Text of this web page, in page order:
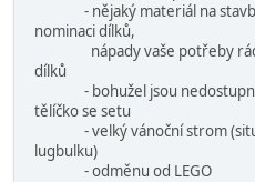
- nějaký materiál na stavbu
nominaci dílků,
nápady vaše potřeby rádi
dílků
- bohužel jsou nedostupné
tělíčko se setu
- velký vánoční strom
lugbulku)
- odměnu od LEGO